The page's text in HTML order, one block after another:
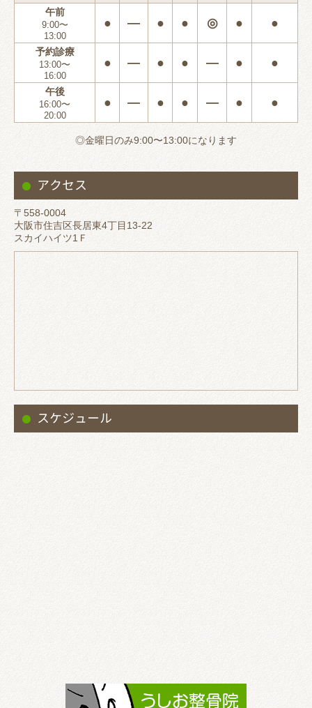
午前
9:00〜
13:00
● ― ● ● ◎ ● ●
予約診療
13:00〜
16:00
● ― ● ● ― ● ●
午後
16:00〜
20:00
● ― ● ● ― ● ●
◎金曜日のみ9:00〜13:00になります
アクセス
〒558-0004
大阪市住吉区長居東4丁目13-22
スカイハイツ1Ｆ
スケジュール